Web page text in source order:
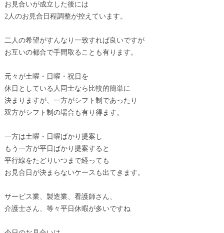
お見合いが成立した後には
2人のお見合日程調整が控えています。
二人の希望がすんなり一致すれば良いですが
お互いの都合で手間取ることも有ります。
元々が土曜・日曜・祝日を
休日としている人同士なら比較的簡単に
決まりますが、一方がシフト制であったり
双方がシフト制の場合も有り得ます。
一方は土曜・日曜ばかり提案し
もう一方が平日ばかり提案すると
平行線をたどりいつまで経っても
お見合日が決まらないケースも出てきます。
サービス業、製造業、看護師さん、
介護士さん、等々平日休暇が多いですね